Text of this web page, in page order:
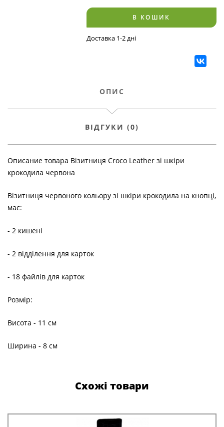
В КОШИК
Доставка 1-2 дні
ОПИС
ВІДГУКИ (0)
Описание товара Візитниця Croco Leather зі шкіри
крокодила червона
Візитниця червоного кольору зі шкіри крокодила на кнопці,
має:
- 2 кишені
- 2 відділення для карток
- 18 файлів для карток
Розмір:
Висота - 11 см
Ширина - 8 см
Схожі товари